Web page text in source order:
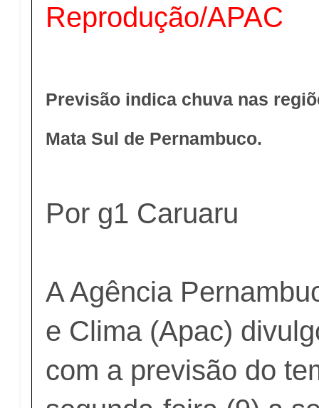
Reprodução/APAC
Previsão indica chuva nas
Mata Sul de Pernambuco.
Por g1 Caruaru
A Agência
e Clima (Apac)
com a previsão do